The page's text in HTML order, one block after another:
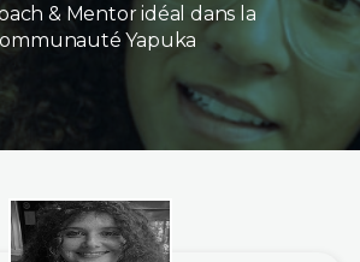
& Mentor idéal dans la
Yapuka